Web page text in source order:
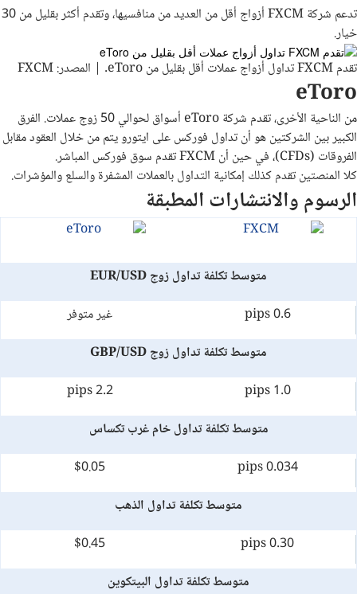
تدعم شركة FXCM أزواج أقل من العديد من منافسيها، وتقدم أكثر بقليل من 30
خيار.
تقدم FXCM تداول أزواج عملات أقل بقليل من eToro. | المصدر: FXCM
eToro
من الناحية الأخرى، تقدم شركة eToro أسواق لحوالي 50 زوج عملات. الفرق
الكبير بين الشركتين هو أن تداول فوركس على ايتورو يتم من خلال العقود مقابل
الفروقات (CFDs)، في حين أن FXCM تقدم سوق فوركس المباشر.
كلا المنصتين تقدم كذلك إمكانية التداول بالعملات المشفرة والسلع والمؤشرات.
الرسوم والانتشارات المطبقة
متوسط تكلفة تداول زوج EUR/USD
0.6 pips
غير متوفر
متوسط تكلفة تداول زوج GBP/USD
1.0 pips
2.2 pips
متوسط تكلفة تداول خام غرب تكساس
0.034 pips
$0.05
متوسط تكلفة تداول الذهب
0.30 pips
$0.45
متوسط تكلفة تداول البيتكوين